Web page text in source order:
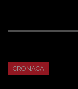
CRONACA